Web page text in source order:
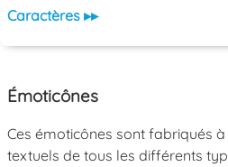
Caractères ▸▸
Émoticônes
Ces émoticônes sont fabriqués
textuels de tous les différents